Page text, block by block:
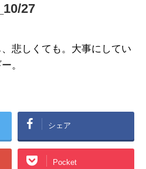
27
悲しくても。大事にしてい
。
シェア
Pocket